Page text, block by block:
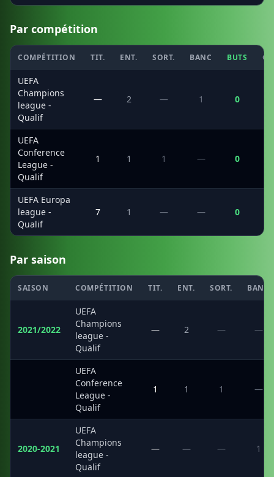
Par compétition
COMPÉTITION TIT. ENT. SORT. BANC BUTS
UEFA
Champions
league -
Qualif
— 2 — 1 0
UEFA
Conference
League -
Qualif
1 1 1 — 0
UEFA Europa
league -
Qualif
7 1 — — 0
Par saison
SAISON COMPÉTITION TIT. ENT. SORT. BANC
2021/2022
UEFA
Champions
league -
Qualif
— 2 — —
UEFA
Conference
League -
Qualif
1 1 1 —
2020-2021
UEFA
Champions
league -
Qualif
— — — 1